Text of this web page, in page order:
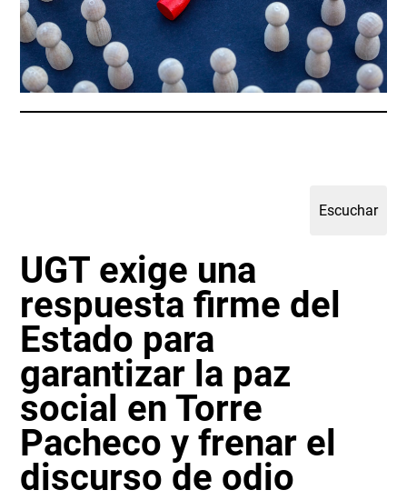
UGT exige una
respuesta firme del
Estado para
garantizar la paz
social en Torre
Pacheco y frenar el
discurso de odio